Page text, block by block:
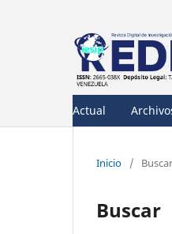
Actual
Inicio / Buscar
Buscar